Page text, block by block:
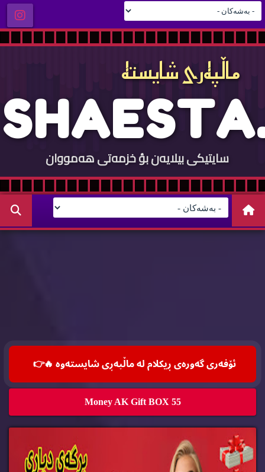
ماڵپه‌ری شایسته‌
SHAESTA.
COM
سایتيكی بيلایه‌ن بؤ خزمه‌تی هه‌مووان
ئۆفه‌ری گه‌وره‌ی ڕیكلام له‌ ماڵپه‌ڕی شایسته‌وه‌ 🔥👉
Money AK Gift BOX 55